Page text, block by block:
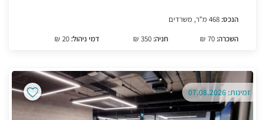
הנכס:
השכרה:
חניה: דמי ניהול: 20 ₪
זמינות: 07.08.2026